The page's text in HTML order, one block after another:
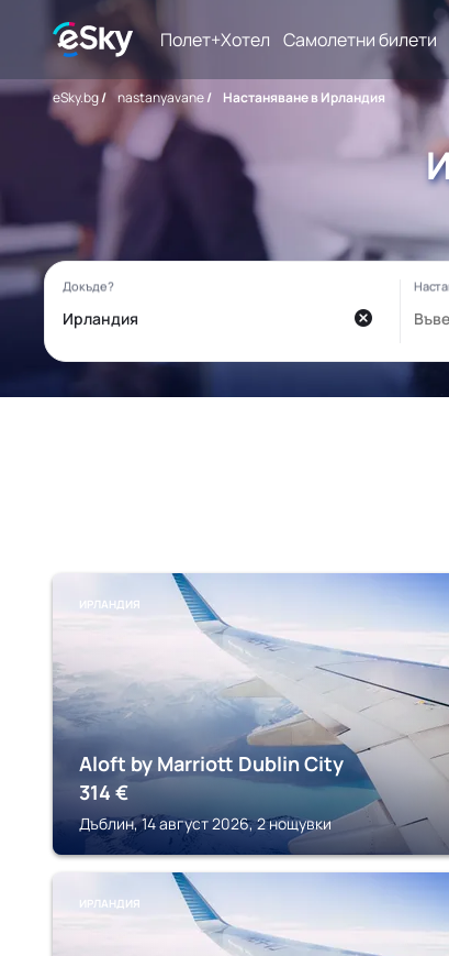
Полет+Хотел Самолетни билети
eSky.bg/ nastanyavane/ Настаняване в Ирландия
ИРЛАНДИЯ
Aloft by Marriott Dublin City
314 €
Дъблин, 14 август 2026, 2 нощувки
ИРЛАНДИЯ